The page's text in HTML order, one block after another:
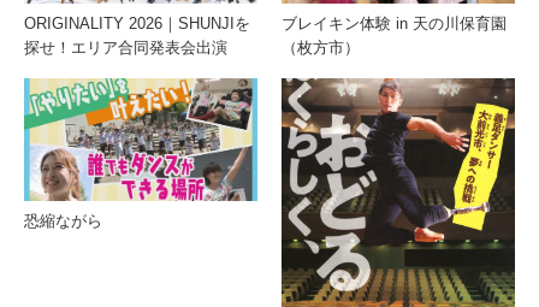
ORIGINALITY 2026｜SHUNJIを
探せ！エリア合同発表会出演
ブレイキン体験 in 天の川保育園
（枚方市）
恐縮ながら